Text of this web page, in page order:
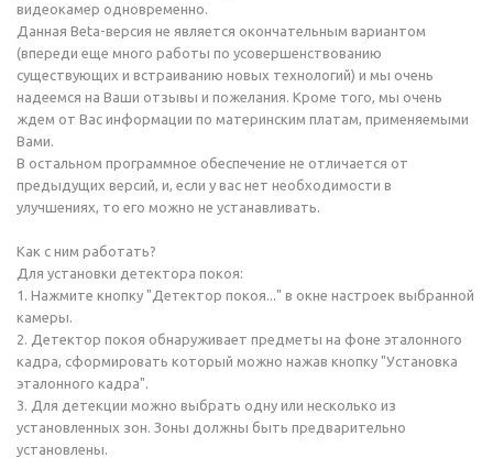
видеокамер одновременно.
Данная Beta-версия не является окончательным вариантом
(впереди еще много работы по усовершенствованию
существующих и встраиванию новых технологий) и мы очень
надеемся на Ваши отзывы и пожелания. Кроме того, мы очень
ждем от Вас информации по материнским платам, применяемыми
Вами.
В остальном программное обеспечение не отличается от
предыдущих версий, и, если у вас нет необходимости в
улучшениях, то его можно не устанавливать.
Как с ним работать?
Для установки детектора покоя:
1. Нажмите кнопку "Детектор покоя..." в окне настроек выбранной
камеры.
2. Детектор покоя обнаруживает предметы на фоне эталонного
кадра, сформировать который можно нажав кнопку "Установка
эталонного кадра".
3. Для детекции можно выбрать одну или несколько из
установленных зон. Зоны должны быть предварительно
установлены.